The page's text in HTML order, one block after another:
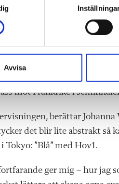
Avvisa
2020, hade hon fått
Så det var med en
förbundskapten. Sverige
mot Frankrike i
berättar
det blir lite abstrakt så
”Blå” med Hov1.
ger mig – hur jag